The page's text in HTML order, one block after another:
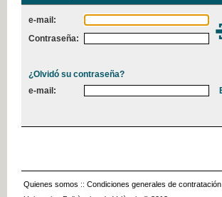
e-mail:
Contraseña:
¿Olvidó su contraseña?
e-mail:
Quienes somos :: Condiciones generales de contratación